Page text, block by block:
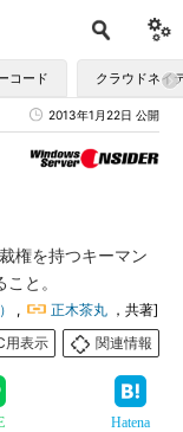
コード クラウドネイ
2013年1月22日 公開
権を持つキーマン
と。
, 正木茶丸 ，共著]
用表示
関連情報
Hatena